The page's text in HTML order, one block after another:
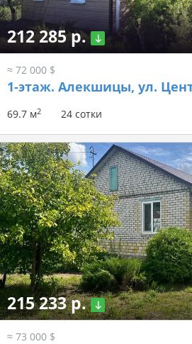
212 285 р.
≈ 72 000 $
1-этаж. Алекшицы, ул.
69.7 м2 24 сотки
215 233 р.
≈ 73 000 $